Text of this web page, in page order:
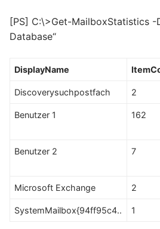
[PS] C:\>Get-MailboxStatistics -
Database“
DisplayName
Discoverysuchpostfach 2
Benutzer 1 162
Benutzer 2 7
Microsoft Exchange 2
SystemMailbox{94ff95c4.. 1